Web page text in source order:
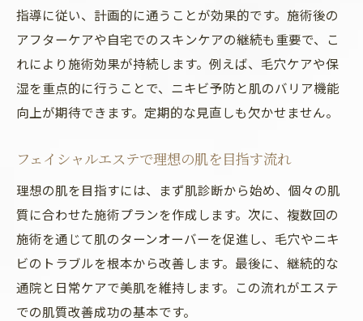
指導に従い、計画的に通うことが効果的です。施術後の
アフターケアや自宅でのスキンケアの継続も重要で、こ
れにより施術効果が持続します。例えば、毛穴ケアや保
湿を重点的に行うことで、ニキビ予防と肌のバリア機能
向上が期待できます。定期的な見直しも欠かせません。
フェイシャルエステで理想の肌を目指す流れ
理想の肌を目指すには、まず肌診断から始め、個々の肌
質に合わせた施術プランを作成します。次に、複数回の
施術を通じて肌のターンオーバーを促進し、毛穴やニキ
ビのトラブルを根本から改善します。最後に、継続的な
通院と日常ケアで美肌を維持します。この流れがエステ
での肌質改善成功の基本です。